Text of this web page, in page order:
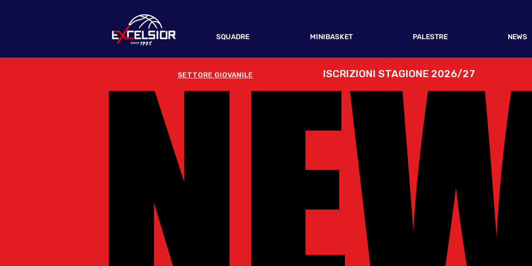
SQUADRE MINIBASKET PALESTRE NEWS
SETTORE GIOVANILE ISCRIZIONI STAGIONE 2026/27